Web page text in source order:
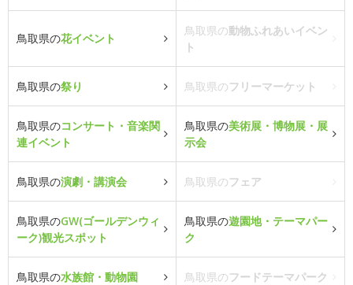
鳥取県の花イベント
鳥取県の動物ふれあいイベン
ト
鳥取県の祭り 鳥取県のフリーマーケット
鳥取県のコンサート・音楽関
連イベント
鳥取県の美術展・博物展・展
示会
鳥取県の演劇・講演会 鳥取県のフェア
鳥取県のGW(ゴールデンウィ
ーク)観光スポット
鳥取県の遊園地・テーマパー
ク
鳥取県の水族館・動物園 鳥取県のフードテーマパーク